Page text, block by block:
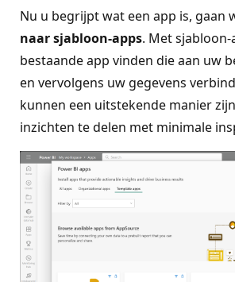
Nu u begrijpt wat een app is, gaan
naar sjabloon-apps. Met
bestaande app vinden die aan uw
en vervolgens uw gegevens
kunnen een uitstekende manier
inzichten te delen met minimale